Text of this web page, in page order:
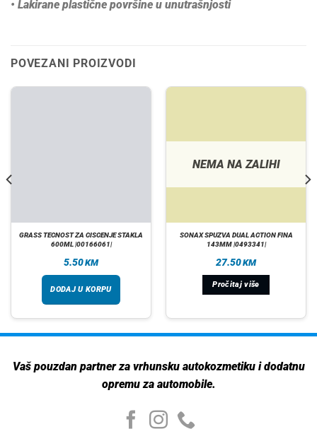
• Lakirane plastične površine u unutrašnjosti
POVEZANI PROIZVODI
GRASS TECNOST ZA CISCENJE STAKLA
600ML |00166061|
5.50KM
DODAJ U KORPU
NEMA NA ZALIHI
SONAX SPUZVA DUAL ACTION FINA
143MM |0493341|
27.50KM
Pročitaj više
Vaš pouzdan partner za vrhunsku autokozmetiku i dodatnu
opremu za automobile.